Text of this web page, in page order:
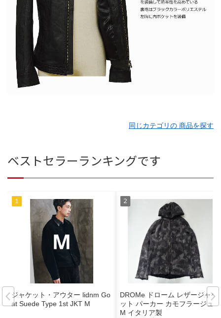
同じカテゴリの 商品を探す
ベストセラーランキングです
ジャケット・アウター lidnm Go
at Suede Type 1st JKT M
DROMe ドローム レザージャケ
ット パーカー カモフラージュ
M イタリア製